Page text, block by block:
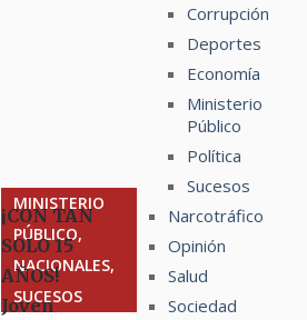
MINISTERIO
PÚBLICO,
NACIONALES,
SUCESOS
¡CON TAN
SOLO 15
AÑOS!
Joven
Corrupción
Deportes
Economía
Ministerio
Público
Política
Sucesos
Narcotráfico
Opinión
Salud
Sociedad